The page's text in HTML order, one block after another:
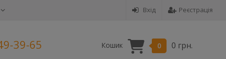
Вхід Реєстрація
39-65 Кошик 0 0 грн.